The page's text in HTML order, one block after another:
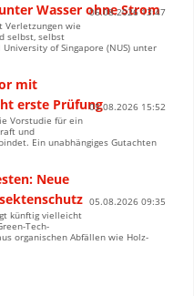
Wasser ohne Strom
06.08.2026 13:47
Verletzungen wie
selbst, selbst
of Singapore (NUS) unter
mit
erste Prüfung05.08.2026 15:52
Vorstudie für ein
und
Ein unabhängiges Gutachten
Neue
05.08.2026 09:35
künftig vielleicht
Tech-
organischen Abfällen wie Holz-